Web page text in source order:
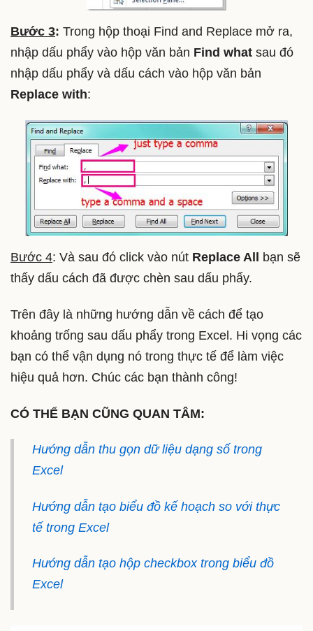
Bước 3: Trong hộp thoại Find and Replace mở ra,
nhập dấu phẩy vào hộp văn bản Find what sau đó
nhập dấu phẩy và dấu cách vào hộp văn bản
Replace with:
Bước 4: Và sau đó click vào nút Replace All
bạn sẽ
thấy dấu cách đã được chèn sau dấu phẩy.
Trên đây là những hướng dẫn về cách để tạo
khoảng trống sau dấu phẩy trong Excel. Hi vọng các
bạn có thể vận dụng nó trong thực tế để làm việc
hiệu quả hơn. Chúc các bạn thành công!
CÓ THỂ BẠN CŨNG QUAN TÂM:
Hướng dẫn thu gọn dữ liệu dạng số trong
Excel
Hướng dẫn tạo biểu đồ kế hoạch so với thực
tế trong Excel
Hướng dẫn tạo hộp checkbox trong biểu đồ
Excel